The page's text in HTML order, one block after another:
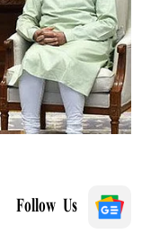
Follow Us